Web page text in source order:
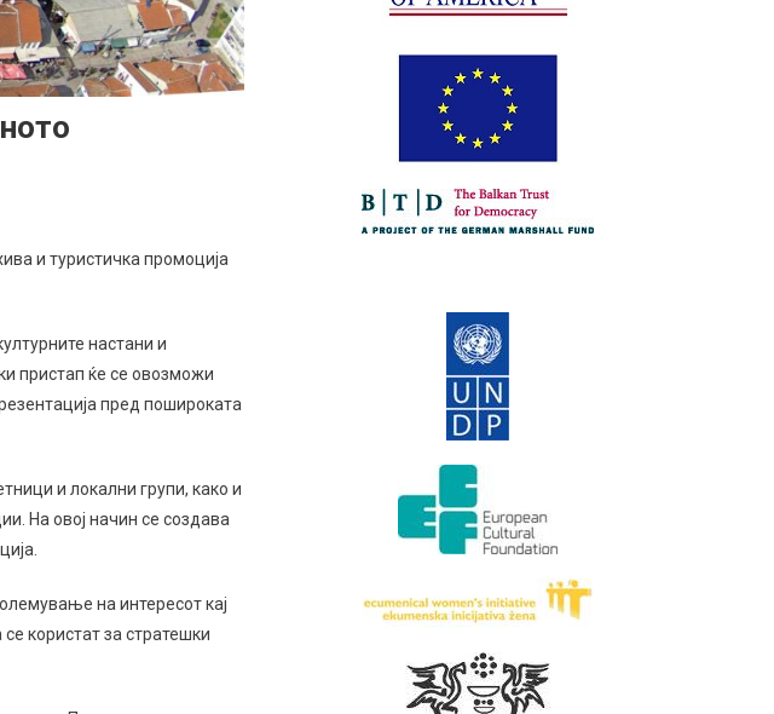
и туристичка промоција
настани и
пристап ќе се овозможи
пред пошироката
и локални групи, како и
На овој начин се создава
на интересот кај
користат за стратешки